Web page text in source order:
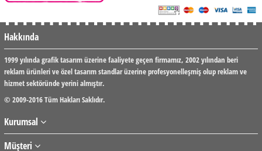
Hakkında
1999 yılında grafik tasarım üzerine faaliyete geçen firmamız, 2002 yılından beri
reklam ürünleri ve özel tasarım standlar üzerine profesyonelleşmiş olup reklam ve
hizmet sektöründe yerini almıştır.
© 2009-2016 Tüm Hakları Saklıdır.
Kurumsal
Müşteri